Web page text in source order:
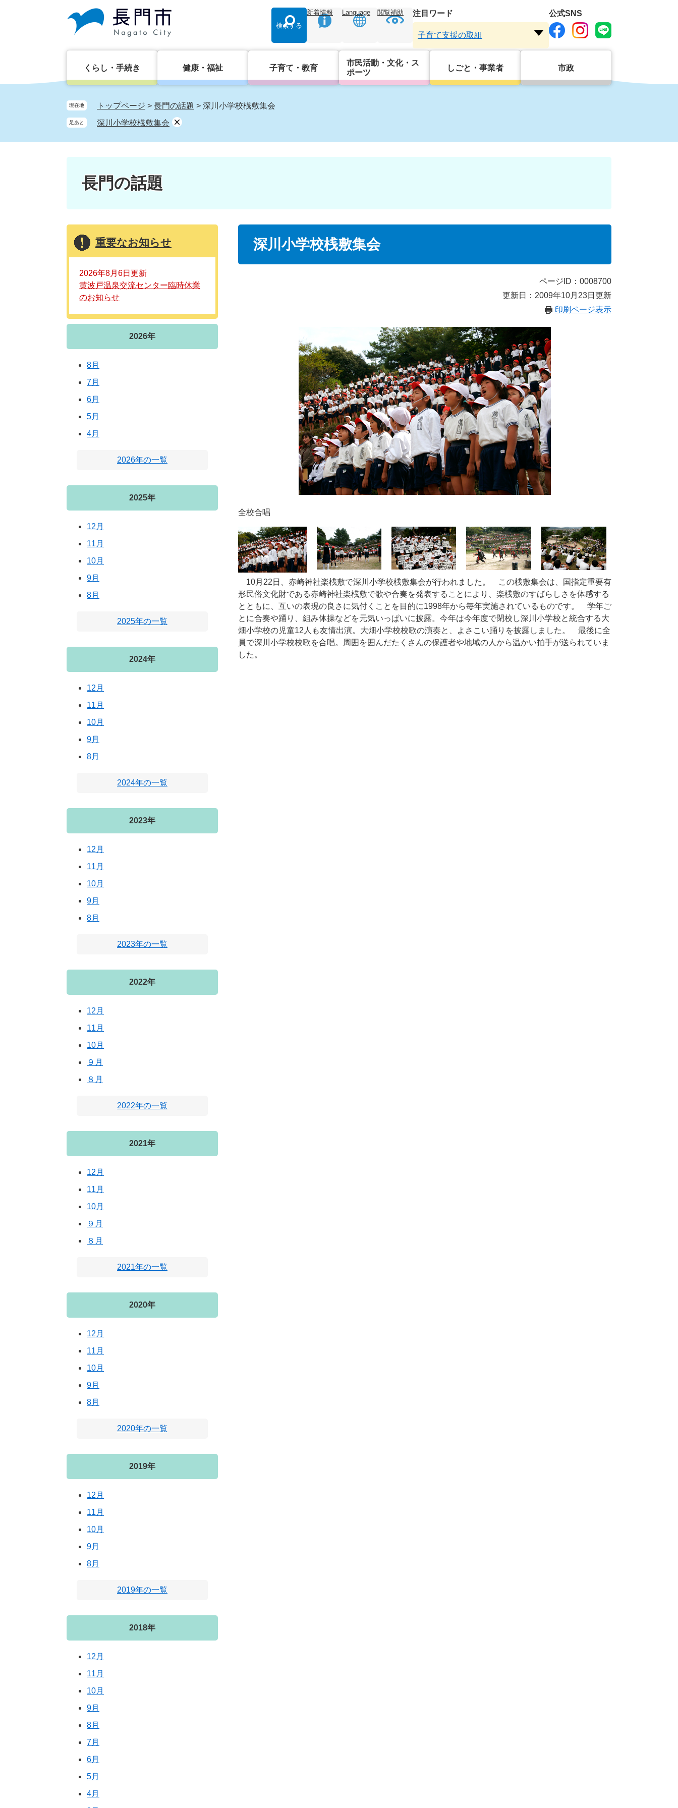
検索する
新着情報 Language 閲覧補助 注目ワード
ー
子育て支援の取組
公式SNS
くらし・手続き 健康・福祉 子育て・教育
市民活動・文化・ス
ポーツ
しごと・事業者 市政
現在地 トップページ > 長門の話題 > 深川小学校桟敷集会
足あと 深川小学校桟敷集会
長門の話題
深川小学校桟敷集会
ページID：0008700
更新日：2009年10月23日更新
印刷ページ表示
全校合唱
10月22日、赤崎神社楽桟敷で深川小学校桟敷集会が行われました。 この桟敷集会は、国指定重要有
形民俗文化財である赤崎神社楽桟敷で歌や合奏を発表することにより、楽桟敷のすばらしさを体感する
とともに、互いの表現の良さに気付くことを目的に1998年から毎年実施されているものです。 学年ご
とに合奏や踊り、組み体操などを元気いっぱいに披露。今年は今年度で閉校し深川小学校と統合する大
畑小学校の児童12人も友情出演。大畑小学校校歌の演奏と、よさこい踊りを披露しました。 最後に全
員で深川小学校校歌を合唱。周囲を囲んだたくさんの保護者や地域の人から温かい拍手が送られていま
した。
重要なお知らせ
2026年8月6日更新
黄波戸温泉交流センター臨時休業
のお知らせ
2026年
8月
7月
6月
5月
4月
2026年の一覧
2025年
12月
11月
10月
9月
8月
2025年の一覧
2024年
12月
11月
10月
9月
8月
2024年の一覧
2023年
12月
11月
10月
9月
8月
2023年の一覧
2022年
12月
11月
10月
９月
８月
2022年の一覧
2021年
12月
11月
10月
９月
８月
2021年の一覧
2020年
12月
11月
10月
9月
8月
2020年の一覧
2019年
12月
11月
10月
9月
8月
2019年の一覧
2018年
12月
11月
10月
9月
8月
7月
6月
5月
4月